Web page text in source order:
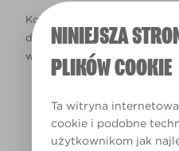
NINIEJSZA
PLIKÓW COOKIE
Ta witryna
cookie i podobne
użytkownikom jak
Kolory, które są widoczne na
drukowane, mogą się różnić
w sklepach.